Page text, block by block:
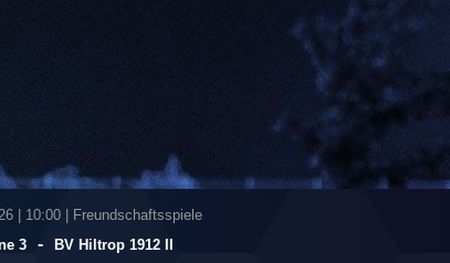
| 10:00 | Freundschaftsspiele
3
- BV Hiltrop 1912 II